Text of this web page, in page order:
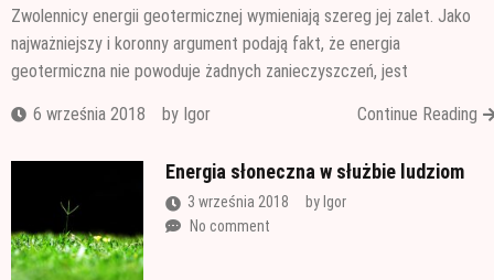
Zwolennicy energii geotermicznej wymieniają szereg jej zalet. Jako
najważniejszy i koronny argument podają fakt, że energia
geotermiczna nie powoduje żadnych zanieczyszczeń, jest
6 września 2018 by Igor Continue Reading
Energia słoneczna w służbie ludziom
3 września 2018 by Igor
No comment